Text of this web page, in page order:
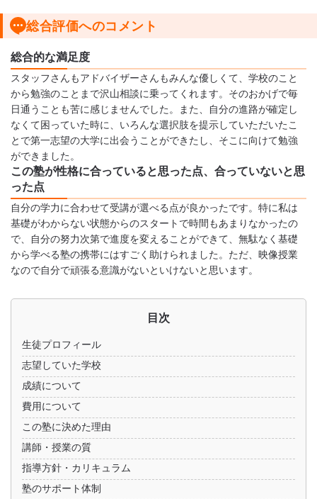
総合評価へのコメント
総合的な満足度
スタッフさんもアドバイザーさんもみんな優しくて、学校のこと
から勉強のことまで沢山相談に乗ってくれます。そのおかげで毎
日通うことも苦に感じませんでした。また、自分の進路が確定し
なくて困っていた時に、いろんな選択肢を提示していただいたこ
とで第一志望の大学に出会うことができたし、そこに向けて勉強
ができました。
この塾が性格に合っていると思った点、合っていないと思
った点
自分の学力に合わせて受講が選べる点が良かったです。特に私は
基礎がわからない状態からのスタートで時間もあまりなかったの
で、自分の努力次第で進度を変えることができて、無駄なく基礎
から学べる塾の携帯にはすごく助けられました。ただ、映像授業
なので自分で頑張る意識がないといけないと思います。
目次
生徒プロフィール
志望していた学校
成績について
費用について
この塾に決めた理由
講師・授業の質
指導方針・カリキュラム
塾のサポート体制